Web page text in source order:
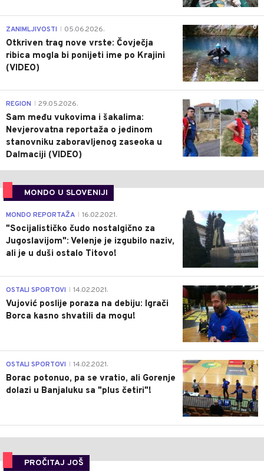
0
ZANIMLJIVOSTI 05.06.2026.
Otkriven trag nove vrste: Čovječja
ribica mogla bi ponijeti ime po Krajini
(VIDEO)
0
REGION 29.05.2026.
Sam među vukovima i šakalima:
Nevjerovatna reportaža o jedinom
stanovniku zaboravljenog zaseoka u
Dalmaciji (VIDEO)
MONDO U SLOVENIJI
4
MONDO REPORTAŽA 16.02.2021.
"Socijalističko čudo nostalgično za
Jugoslavijom": Velenje je izgubilo naziv,
ali je u duši ostalo Titovo!
1
OSTALI SPORTOVI 14.02.2021.
Vujović poslije poraza na debiju: Igrači
Borca kasno shvatili da mogu!
3
OSTALI SPORTOVI 14.02.2021.
Borac potonuo, pa se vratio, ali Gorenje
dolazi u Banjaluku sa "plus četiri"!
PROČITAJ JOŠ